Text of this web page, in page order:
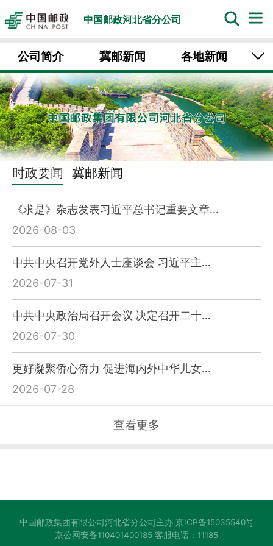
中国邮政河北省分公司
公司简介 冀邮新闻
各地新闻
党建时空
时政要闻 冀邮新闻
《求是》杂志发表习近平总书记重要文章…
2026-08-03
中共中央召开党外人士座谈会 习近平主…
2026-07-31
中共中央政治局召开会议 决定召开二十…
2026-07-30
更好凝聚侨心侨力 促进海内外中华儿女…
2026-07-28
查看更多
中国邮政集团有限公司河北省分公司主办 京ICP备15035540号
京公网安备110401400185 客服电话：11185